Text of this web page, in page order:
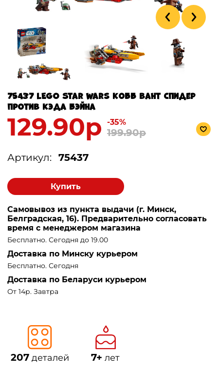
75437 LEGO Star Wars Кобб Вант Спидер
против Кэда Бэйна
129.90р -35%
199.90р
Артикул: 75437
Купить
Самовывоз из пункта выдачи (г. Минск,
Белградская, 16). Предварительно согласовать
время с менеджером магазина
Бесплатно. Сегодня до 19.00
Доставка по Минску курьером
Бесплатно. Сегодня
Доставка по Беларуси курьером
От 14р. Завтра
207 деталей 7+ лет